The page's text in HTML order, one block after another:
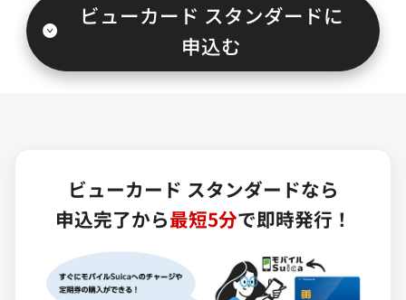
ビューカード スタンダードに
申込む
ビューカード スタンダードなら
申込完了から最短5分で即時発行！